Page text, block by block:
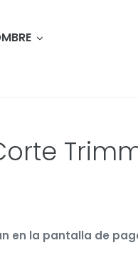
en la pantalla de